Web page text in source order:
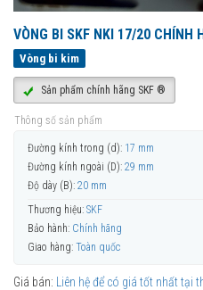
VÒNG BI SKF NKI 17/20 CHÍNH
Vòng bi kim
Sản phẩm chính hãng SKF ®
Thông số sản phẩm
Đường kính trong (d): 17 mm
Đường kính ngoài (D): 29 mm
Độ dày (B): 20 mm
Thương hiệu: SKF
Bảo hành: Chính hãng
Giao hàng: Toàn quốc
Giá bán: Liên hệ để có giá tốt nhất tại